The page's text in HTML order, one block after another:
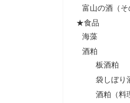
富山の酒（そ
★食品
海藻
酒粕
板酒粕
袋しぼり
酒粕（料